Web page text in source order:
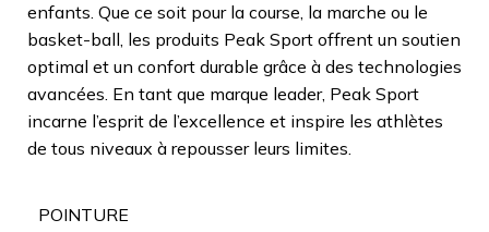
enfants. Que ce soit pour la course, la marche ou le
basket-ball, les produits Peak Sport offrent un soutien
optimal et un confort durable grâce à des technologies
avancées. En tant que marque leader, Peak Sport
incarne l’esprit de l’excellence et inspire les athlètes
de tous niveaux à repousser leurs limites.
POINTURE